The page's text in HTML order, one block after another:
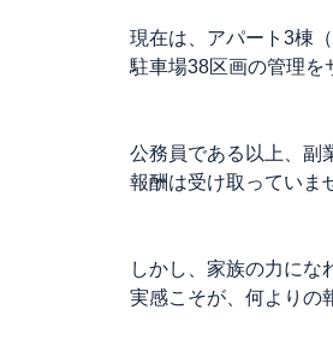
現在は、アパート3棟
駐車場38区画の管理を
公務員である以上、副
報酬は受け取っていま
しかし、家族の力にな
実感こそが、何よりの